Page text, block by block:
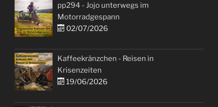
pp294 - Jojo unterwegs im
Motorradgespann
02/07/2026
Kaffeekränzchen - Reisen in
Krisenzeiten
19/06/2026